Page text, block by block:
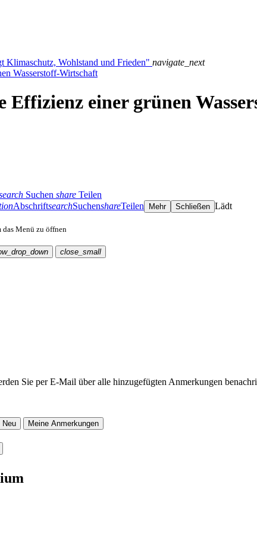
Klimaschutz, Wohlstand und Frieden" navigate_next
Wasserstoff-Wirtschaft
einer grünen
Suchen share Teilen
AbschriftsearchSuchenshareTeilen Mehr Schließen Lädt
Menü zu öffnen
close_small
Sie per E-Mail über alle hinzugefügten Anmerkungen
Neu
Meine Anmerkungen